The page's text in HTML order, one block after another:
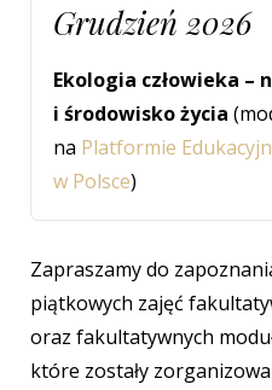
Grudzień 2026
Ekologia człowieka –
i środowisko życia
na Platformie
w Polsce)
Zapraszamy do
piątkowych zajęć
oraz fakultatywnych
które zostały